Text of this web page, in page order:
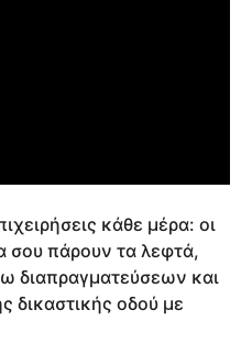
κάθε μέρα: οι
πάρουν τα λεφτά,
διαπραγματεύσεων και
δικαστικής οδού με